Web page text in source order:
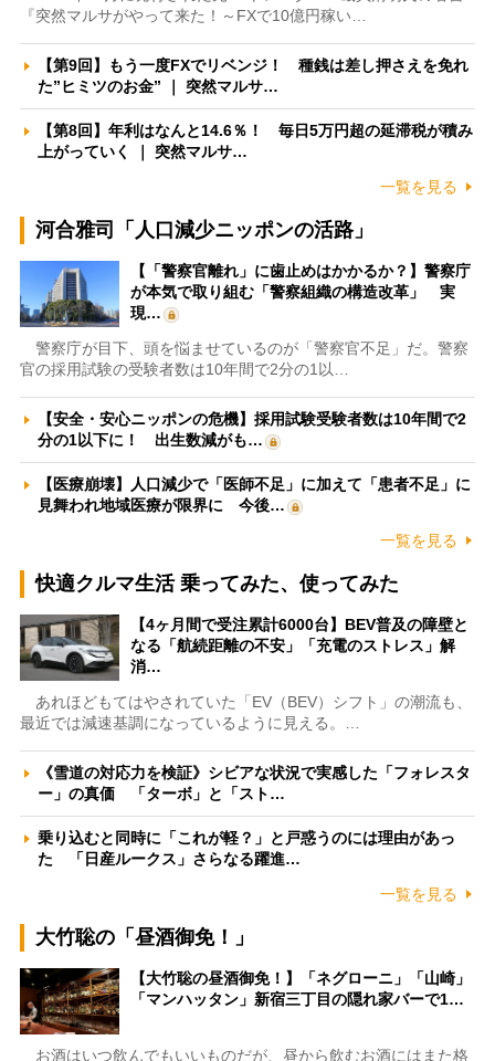
『突然マルサがやって来た！～FXで10億円稼い…
【第9回】もう一度FXでリベンジ！ 種銭は差し押さえを免れ
た”ヒミツのお金” ｜ 突然マルサ…
【第8回】年利はなんと14.6％！ 毎日5万円超の延滞税が積み
上がっていく ｜ 突然マルサ…
一覧を見る
河合雅司「人口減少ニッポンの活路」
【「警察官離れ」に歯止めはかかるか？】警察庁
が本気で取り組む「警察組織の構造改革」 実
現…
警察庁が目下、頭を悩ませているのが「警察官不足」だ。警察
官の採用試験の受験者数は10年間で2分の1以…
【安全・安心ニッポンの危機】採用試験受験者数は10年間で2
分の1以下に！ 出生数減がも…
【医療崩壊】人口減少で「医師不足」に加えて「患者不足」に
見舞われ地域医療が限界に 今後…
一覧を見る
快適クルマ生活 乗ってみた、使ってみた
【4ヶ月間で受注累計6000台】BEV普及の障壁と
なる「航続距離の不安」「充電のストレス」解
消…
あれほどもてはやされていた「EV（BEV）シフト」の潮流も、
最近では減速基調になっているように見える。…
《雪道の対応力を検証》シビアな状況で実感した「フォレスタ
ー」の真価 「ターボ」と「スト…
乗り込むと同時に「これが軽？」と戸惑うのには理由があっ
た 「日産ルークス」さらなる躍進…
一覧を見る
大竹聡の「昼酒御免！」
【大竹聡の昼酒御免！】「ネグローニ」「山崎」
「マンハッタン」新宿三丁目の隠れ家バーで1…
お酒はいつ飲んでもいいものだが、昼から飲むお酒にはまた格